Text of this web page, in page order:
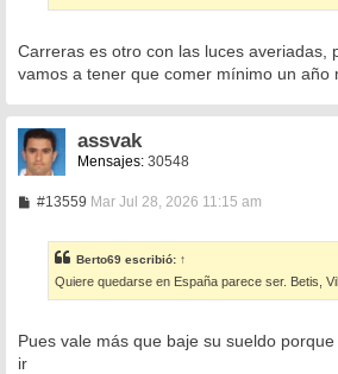
Carreras es otro con las luces averiadas,
vamos a tener que comer mínimo un año
assvak
Mensajes: 30548
#13559M
a
j
e
Mar Jul 28, 2026 11:15 am
Berto69 escribió: ↑
Quiere quedarse en España parece ser. Betis,
Pues vale más que baje su sueldo
ir